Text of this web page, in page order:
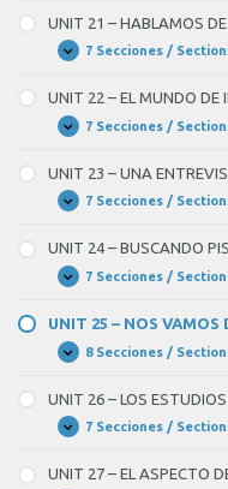
–
VAMOS
A
COCINAR
UNIT 21 – HABLAMOS
Expandir
UNIT
–
HABLAMOS
DE
POLÍTICA
7 Secciones /
UNIT 22 – EL MUNDO DE
Expandir
UNIT
–
EL
MUNDO
7 Secciones /
UNIT 23 – UNA
Expandir
UNIT
–
UNA
ENTREVISTA
DE
7 Secciones /
UNIT 24 – BUSCANDO
Expandir
UNIT
–
BUSCANDO
PISO
7 Secciones /
UNIT 25 – NOS VAMOS
Expandir
UNIT
–
NOS
VAMOS
DE
8 Secciones /
UNIT 26 – LOS ESTUDIOS
Expandir
UNIT
–
LOS
7 Secciones /
UNIT 27 – EL ASPECTO